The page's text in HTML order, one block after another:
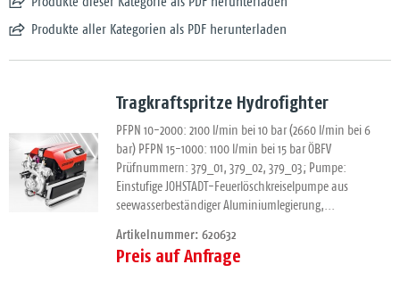
Produkte aller Kategorien als PDF herunterladen
Tragkraftspritze Hydrofighter
PFPN 10-2000: 2100 l/min bei 10 bar (2660 l/min bei 6
bar) PFPN 15-1000: 1100 l/min bei 15 bar ÖBFV
Prüfnummern: 379_01, 379_02, 379_03; Pumpe:
Einstufige JOHSTADT-Feuerlöschkreiselpumpe aus
seewasserbeständiger Aluminiumlegierung,...
Artikelnummer: 620632
Preis auf Anfrage